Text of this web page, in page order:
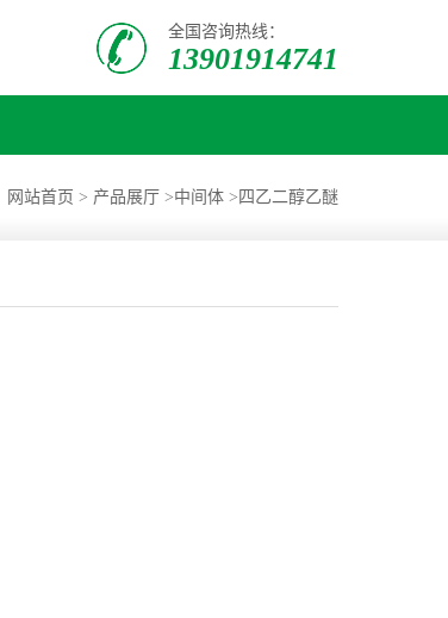
全国咨询热线：
13901914741
网站首页 > 产品展厅 >中间体 > 四乙二醇乙醚